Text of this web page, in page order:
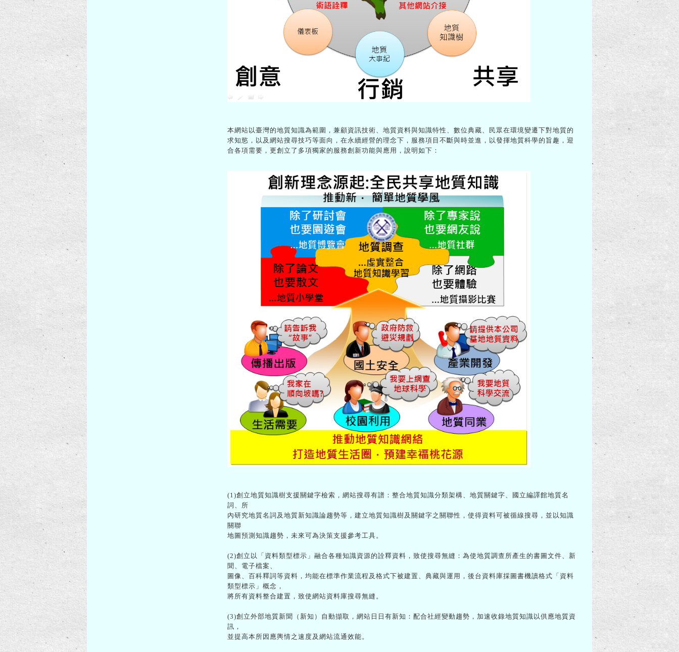
本網站以臺灣的地質知識為範圍，兼顧資訊技術、地質資料與知識特性、數位典藏、民眾在環境變遷下對地質的
求知慾，以及網站搜尋技巧等面向，在永續經營的理念下，服務項目不斷與時並進，以發揮地質科學的旨趣，迎
合各項需要，更創立了多項獨家的服務創新功能與應用，說明如下：
(1)創立地質知識樹支援關鍵字檢索，網站搜尋有譜：整合地質知識分類架構、地質關鍵字、國立編譯館地質名
詞、所
內研究地質名詞及地質新知識論趨勢等，建立地質知識樹及關鍵字之關聯性，使得資料可被循線搜尋，並以知識
關聯
地圖預測知識趨勢，未來可為決策支援參考工具。
(2)創立以「資料類型標示」融合各種知識資源的詮釋資料，致使搜尋無縫：為使地質調查所產生的書圖文件、新
聞、電子檔案、
圖像、百科釋詞等資料，均能在標準作業流程及格式下被建置、典藏與運用，後台資料庫採圖書機讀格式「資料
類型標示」概念，
將所有資料整合建置，致使網站資料庫搜尋無縫。
(3)創立外部地質新聞（新知）自動擷取，網站日日有新知：配合社經變動趨勢，加速收錄地質知識以供應地質資
訊，
並提高本所因應輿情之速度及網站流通效能。